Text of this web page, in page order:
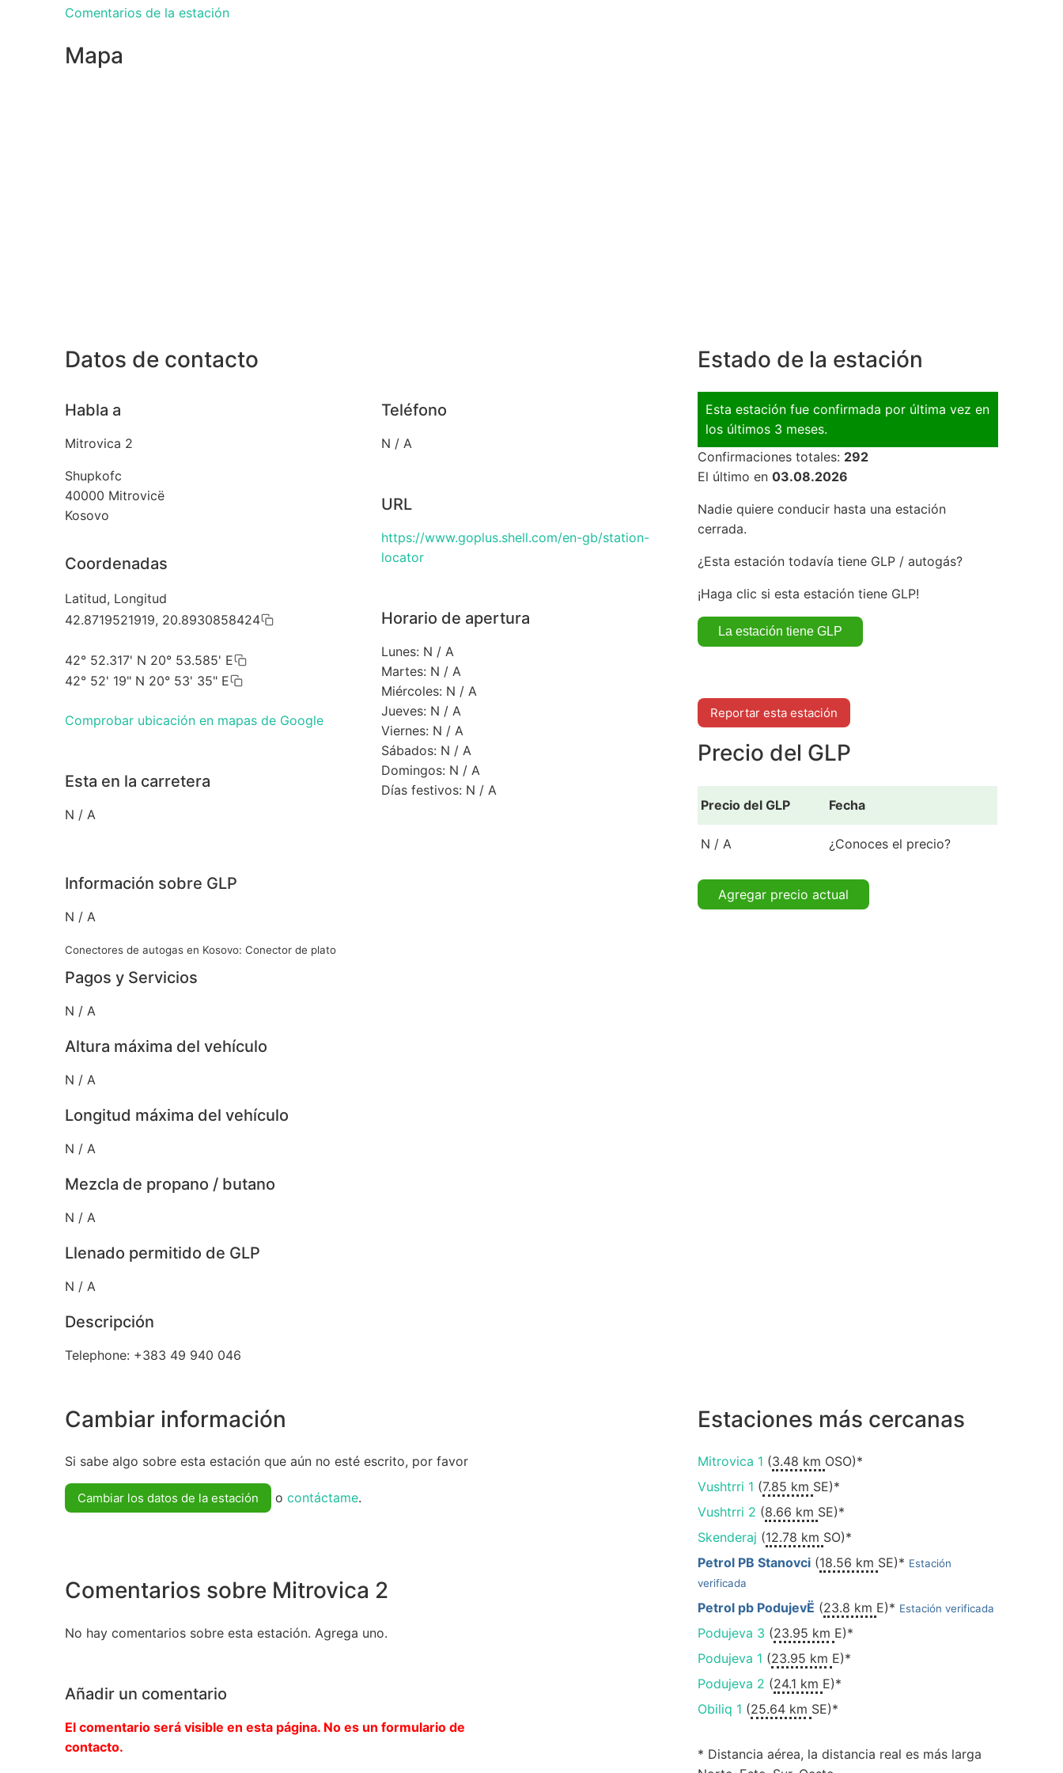
Comentarios de la estación
Mapa
Datos de contacto
Habla a
Mitrovica 2
Shupkofc
40000 Mitrovicë
Kosovo
Coordenadas
Latitud, Longitud
42.8719521919, 20.8930858424
42° 52.317' N 20° 53.585' E
42° 52' 19" N 20° 53' 35" E
Comprobar ubicación en mapas de Google
Esta en la carretera
N / A
Teléfono
N / A
URL
https://www.goplus.shell.com/en-gb/station-
locator
Horario de apertura
Lunes: N / A
Martes: N / A
Miércoles: N / A
Jueves: N / A
Viernes: N / A
Sábados: N / A
Domingos: N / A
Días festivos: N / A
Información sobre GLP
N / A
Conectores de autogas en Kosovo: Conector de plato
Pagos y Servicios
N / A
Altura máxima del vehículo
N / A
Longitud máxima del vehículo
N / A
Mezcla de propano / butano
N / A
Llenado permitido de GLP
N / A
Descripción
Telephone: +383 49 940 046
Estado de la estación
Esta estación fue confirmada por última vez en
los últimos 3 meses.
Confirmaciones totales: 292
El último en 03.08.2026
Nadie quiere conducir hasta una estación
cerrada.
¿Esta estación todavía tiene GLP / autogás?
¡Haga clic si esta estación tiene GLP!
Reportar esta estación
Precio del GLP
Precio del GLP Fecha
N / A ¿Conoces el precio?
Agregar precio actual
Cambiar información
Si sabe algo sobre esta estación que aún no esté escrito, por favor
Cambiar los datos de la estación o contáctame.
Comentarios sobre Mitrovica 2
No hay comentarios sobre esta estación. Agrega uno.
Añadir un comentario
El comentario será visible en esta página. No es un formulario de
contacto.
Estaciones más cercanas
Mitrovica 1 (3.48 km OSO)*
Vushtrri 1 (7.85 km SE)*
Vushtrri 2 (8.66 km SE)*
Skenderaj (12.78 km SO)*
Petrol PB Stanovci(18.56 km SE)* Estación
verificada
Petrol pb PodujevË (23.8 km E)* Estación verificada
Podujeva 3 (23.95 km E)*
Podujeva 1 (23.95 km E)*
Podujeva 2 (24.1 km E)*
Obiliq 1 (25.64 km SE)*
* Distancia aérea, la distancia real es más larga